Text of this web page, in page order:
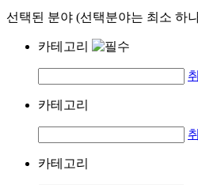
선택된 분야 (선택분야는 최소 하
카테고리
카테고리
카테고리